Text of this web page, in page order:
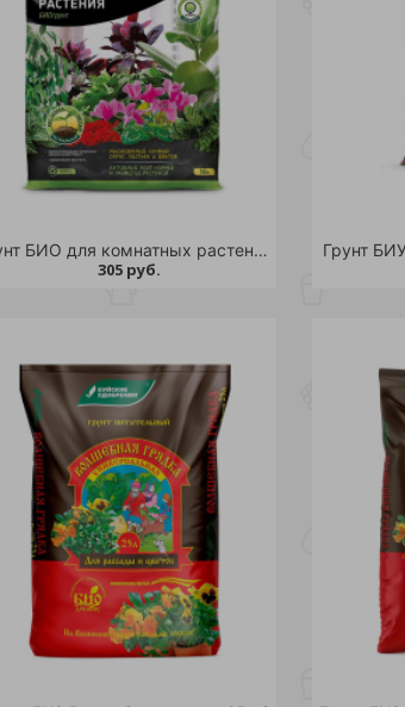
Грунт БИО для комнатных растений 10л /5/175
305 руб.
Грунт